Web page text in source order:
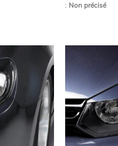
: Non précisé
Ajouter
à la
wishlist